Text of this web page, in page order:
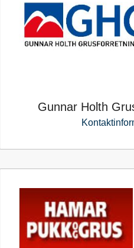
Gunnar Holth